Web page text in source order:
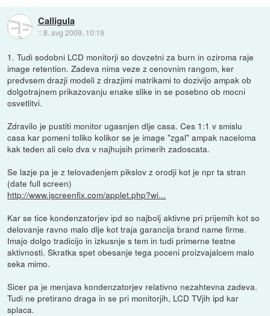
Calligula
::8. avg 2009, 10:19
1. Tudi sodobni LCD monitorji so dovzetni za burn in oziroma raje
image retention. Zadeva nima veze z cenovnim rangom, ker
predvsem drazji modeli z drazjimi matrikami to dozivijo ampak ob
dolgotrajnem prikazovanju enake slike in se posebno ob mocni
osvetlitvi.
Zdravilo je pustiti monitor ugasnjen dlje casa. Ces 1:1 v smislu
casa kar pomeni toliko kolikor se je image "zgal" ampak naceloma
kak teden ali celo dva v najhujsih primerih zadoscata.
Se lazje pa je z telovadenjem pikslov z orodji kot je npr ta stran
(date full screen)
http://www.jscreenfix.com/applet.php?wi...
Kar se tice kondenzatorjev ipd so najbolj aktivne pri prijemih kot so
delovanje ravno malo dlje kot traja garancija brand name firme.
Imajo dolgo tradicijo in izkusnje s tem in tudi primerne testne
aktivnosti. Skratka spet obesanje tega poceni proizvajalcem malo
seka mimo.
Sicer pa je menjava kondenzatorjev relativno nezahtevna zadeva.
Tudi ne pretirano draga in se pri monitorjih, LCD TVjih ipd kar
splaca.